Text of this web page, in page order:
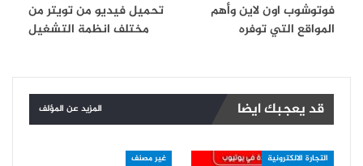
فوتوشوب اون لاين وأهم
المواقع التي توفره
تحميل فيديو من تويتر من
مختلف انظمة التشغيل
قد يعجبك ايضا المزيد عن المؤلف
التجارة الالكترونية غير مصنف